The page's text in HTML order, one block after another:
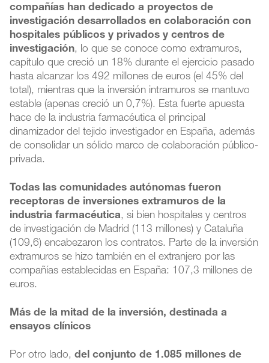
compañías han dedicado a proyectos de
investigación desarrollados en colaboración con
hospitales públicos y privados y centros de
investigación, lo que se conoce como extramuros,
capítulo que creció un 18% durante el ejercicio pasado
hasta alcanzar los 492 millones de euros (el 45% del
total), mientras que la inversión intramuros se mantuvo
estable (apenas creció un 0,7%). Esta fuerte apuesta
hace de la industria farmacéutica el principal
dinamizador del tejido investigador en España, además
de consolidar un sólido marco de colaboración público-
privada.
Todas las comunidades autónomas fueron
receptoras de inversiones extramuros de la
industria farmacéutica, si bien hospitales y centros
de investigación de Madrid (113 millones) y Cataluña
(109,6) encabezaron los contratos. Parte de la inversión
extramuros se hizo también en el extranjero por las
compañías establecidas en España: 107,3 millones de
euros.
Más de la mitad de la inversión, destinada a
ensayos clínicos
Por otro lado,del conjunto de 1.085 millones de